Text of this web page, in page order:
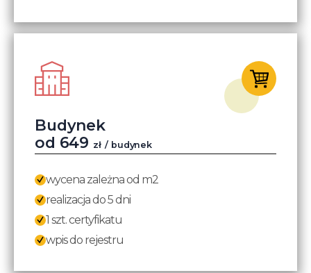
Budynek
od 649 zł / budynek
wycena zależna od m2
realizacja do 5 dni
1 szt. certyfikatu
wpis do rejestru